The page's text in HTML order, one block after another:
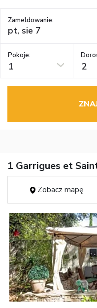
Zameldowanie:
Pokoje:
1 2
1 Garrigues et
Zobacz mapę